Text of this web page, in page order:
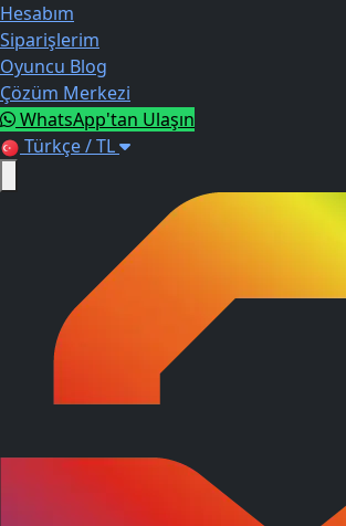
Hesabım
Siparişlerim
Oyuncu Blog
Çözüm Merkezi
WhatsApp'tan Ulaşın
Türkçe / TL